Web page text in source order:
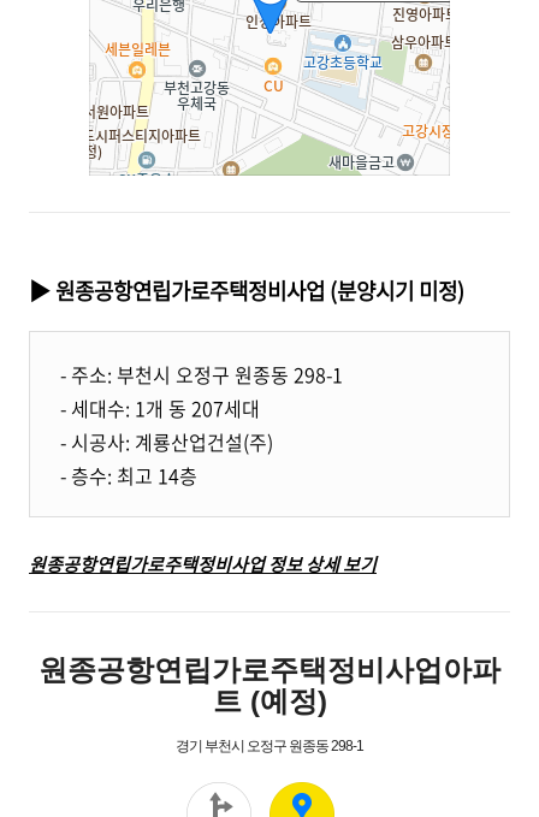
▶ 원종공항연립가로주택정비사업 (분양시기 미정)
- 주소: 부천시 오정구 원종동 298-1
- 세대수: 1개 동 207세대
- 시공사: 계룡산업건설(주)
- 층수: 최고 14층
원종공항연립가로주택정비사업 정보 상세 보기